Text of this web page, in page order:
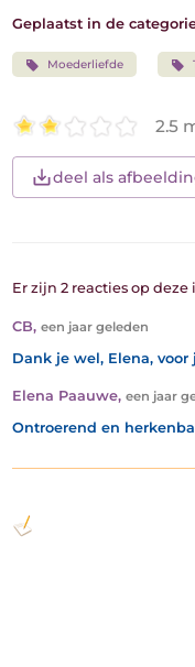
Geplaatst in de
Moederliefde
2.5
deel als
Er zijn 2 reacties op
CB, een jaar geleden
Dank je wel, Elena, voor
Elena Paauwe, een jaar
Ontroerend en